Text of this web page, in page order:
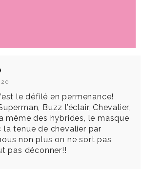
le défilé en permenance!
Buzz l’éclair, Chevalier,
même des hybrides, le masque
la tenue de chevalier par
non plus on ne sort pas
pas déconner!!